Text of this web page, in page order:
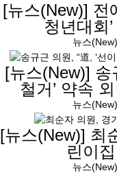
[뉴스(New)] 전
청년대회
뉴스
[뉴스(New)] 송
철거’ 약속
뉴스
[뉴스(New)] 최
린이
뉴스